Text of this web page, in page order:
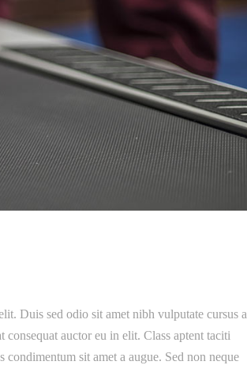
Duis sed odio sit amet nibh vulputate cursus a
auctor eu in elit. Class aptent taciti
sit amet a augue. Sed non neque